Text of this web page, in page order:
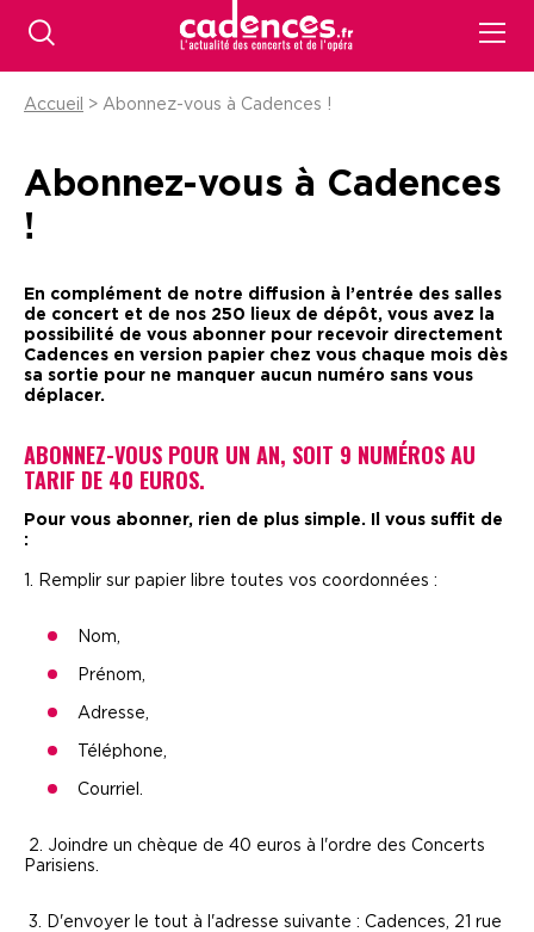
Accueil > Abonnez-vous à Cadences !
Abonnez-vous à Cadences
!
En complément de notre diffusion à l’entrée des salles
de concert et de nos 250 lieux de dépôt, vous avez la
possibilité de vous abonner pour recevoir directement
Cadences en version papier chez vous chaque mois dès
sa sortie pour ne manquer aucun numéro sans vous
déplacer.
ABONNEZ-VOUS POUR UN AN, SOIT 9 NUMÉROS AU
TARIF DE 40 EUROS.
Pour vous abonner, rien de plus simple. Il vous suffit de
:
1. Remplir sur papier libre toutes vos coordonnées :
Nom,
Prénom,
Adresse,
Téléphone,
Courriel.
2. Joindre un chèque de 40 euros à l'ordre des Concerts
Parisiens.
3. D'envoyer le tout à l'adresse suivante : Cadences, 21 rue